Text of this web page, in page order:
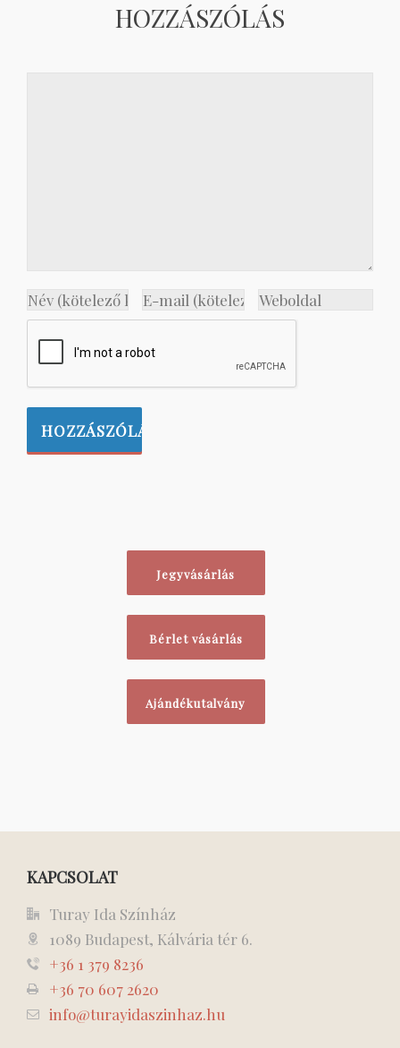
HOZZÁSZÓLÁS
Jegyvásárlás
Bérlet vásárlás
Ajándékutalvány
KAPCSOLAT
Turay Ida Színház
1089 Budapest, Kálvária tér 6.
+36 1 379 8236
+36 70 607 2620
info@turayidaszinhaz.hu